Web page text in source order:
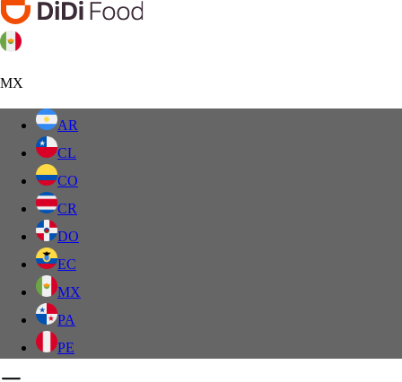
MX
AR
CL
CO
CR
DO
EC
MX
PA
PE